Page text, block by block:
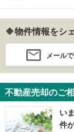
物件情報をシ
メール
不動産売却のご
い
件